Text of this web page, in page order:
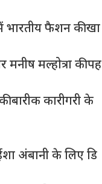
भारतीय फैशन की खा
मल्होत्रा की पह
बारीक कारीगरी के
अंबानी के लिए डि